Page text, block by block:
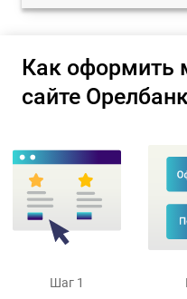
Как оформить
сайте
Шаг 1